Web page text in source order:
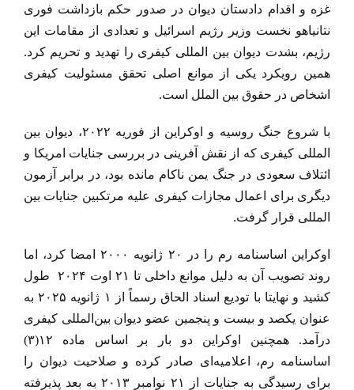
غزه و اقدام دادستان دیوان در صدور حکم بازداشت فوری
نتانیاهو نخست وزیر رژیم اسرائیل و تعدادی از مقامات این
رژیم، بشدت دیوان بین المللی کیفری را تهدید و تحریم کرد.
همین رویکرد یکی از موانع اصلی تحقق مسئولیت کیفری
اشخاص در حقوق بین الملل است.
با شروع جنگ روسیه و اوکراین از فوریه ۲۰۲۲، دیوان بین
المللی کیفری که از نقش آفرینی در بررسی جنایات امریکا و
ائتلاف سعودی در جنگ یمن ناکام مانده بود، در برابر آزمون
دیگری برای اعمال مجازات کیفری علیه مرتکبین جنایات بین
المللی قرار گرفت.
اوکراین اساسنامه رم را در ۲۰ ژانویه ۲۰۰۰ امضا کرد، اما
روند تصویب آن به دلیل موانع داخلی تا ۲۱ اوت ۲۰۲۴ طول
کشید و نهایتا با تودیع اسناد الحاق رسماً از ۱ ژانویه ۲۰۲۵ به
عنوان یکصد و بیست و پنجمین عضو دیوان بین‌المللی کیفری
درآمد. همچنین اوکراین دو بار بر اساس ماده ۱۲(۳)
اساسنامه رم، اعلامیه‌ای صادر کرده و صلاحیت دیوان را
برای رسیدگی به جنایات از ۲۱ نوامبر ۲۰۱۳ به بعد پذیرفته